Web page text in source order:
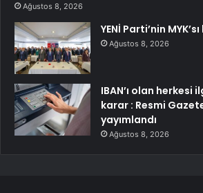
Ağustos 8, 2026
YENİ Parti’nin
Ağustos 8, 2026
IBAN’ı olan herkesi
karar : Resmi
yayımlandı
Ağustos 8, 2026